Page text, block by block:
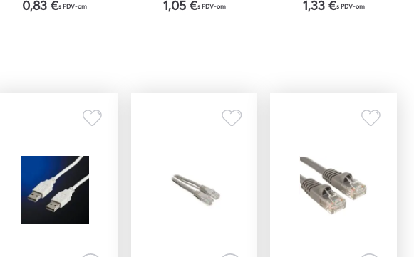
0,83 €s PDV-om
1,05 €s PDV-om
1,33 €s PDV-om